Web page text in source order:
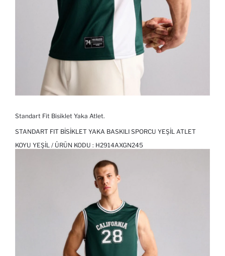
Standart Fit Bisiklet Yaka Atlet.
STANDART FIT BISIKLET YAKA BASKILI SPORCU YEŞIL ATLET
KOYU YEŞIL / ÜRÜN KODU : H2914AXGN245